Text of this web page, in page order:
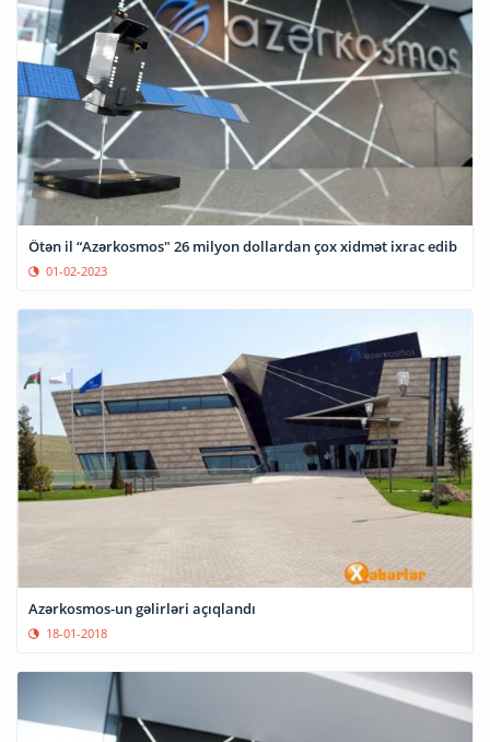
Ötən il “Azərkosmos" 26 milyon dollardan çox xidmət ixrac edib
01-02-2023
Azərkosmos-un gəlirləri açıqlandı
18-01-2018